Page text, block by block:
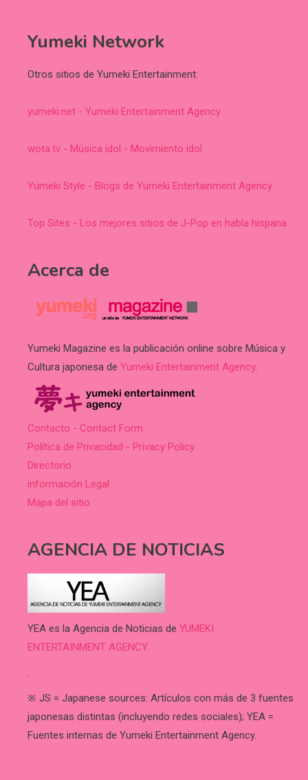
Yumeki Network
Otros sitios de Yumeki Entertainment:
yumeki.net - Yumeki Entertainment Agency
wota.tv - Música idol - Movimiento idol
Yumeki Style - Blogs de Yumeki Entertainment Agency
Top Sites - Los mejores sitios de J-Pop en habla hispana
Acerca de
Yumeki Magazine es la publicación online sobre Música y
Cultura japonesa de Yumeki Entertainment Agency.
Contacto - Contact Form
Política de Privacidad - Privacy Policy
Directorio
información Legal
Mapa del sitio
AGENCIA DE NOTICIAS
YEA es la Agencia de Noticias de YUMEKI
ENTERTAINMENT AGENCY.
.
※ JS = Japanese sources: Artículos con más de 3 fuentes
japonesas distintas (incluyendo redes sociales); YEA =
Fuentes internas de Yumeki Entertainment Agency.